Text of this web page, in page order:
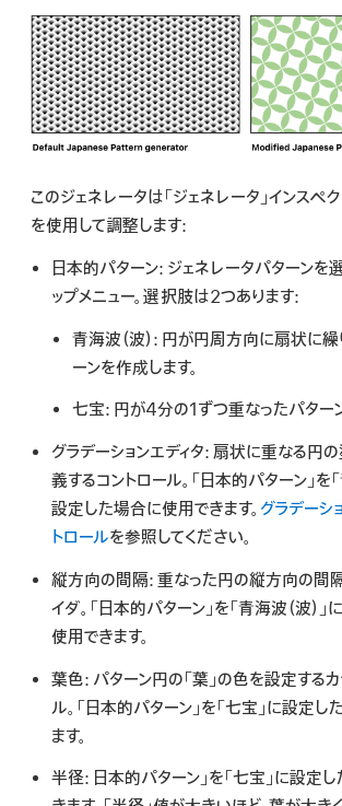
索
このジェネレータは「ジェネレータ」インスペ
を使用して調整します:
日本的パターン: ジェネレータパターンを
ップメニュー。選択肢は2つあります:
青海波（波）: 円が円周方向に扇状に繰
ーンを作成します。
七宝: 円が4分の1ずつ重なったパター
グラデーションエディタ: 扇状に重なる円
義するコントロール。「日本的パターン」を「
設定した場合に使用できます。 グラデーシ
トロールを参照してください。
縦方向の間隔: 重なった円の縦方向の間
イダ。「日本的パターン」を「青海波（波）
使用できます。
葉色: パターン円の「葉」の色を設定する
ル。「日本的パターン」を「七宝」に設定
ます。
半径: 日本的パターン」を「七宝」に設定